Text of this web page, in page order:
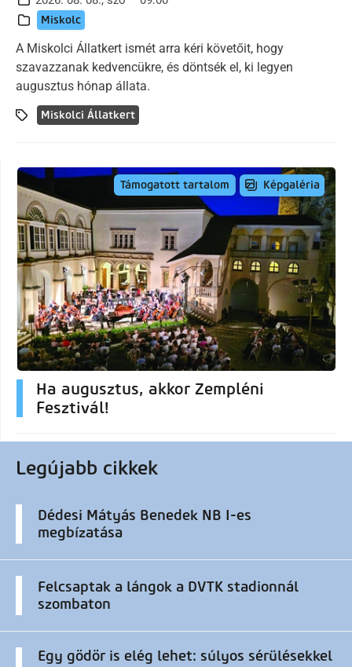
Miskolc
A Miskolci Állatkert ismét arra kéri követőit, hogy
szavazzanak kedvencükre, és döntsék el, ki legyen
augusztus hónap állata.
Miskolci Állatkert
Támogatott tartalom Képgaléria
Ha augusztus, akkor Zempléni
Fesztivál!
Legújabb cikkek
Dédesi Mátyás Benedek NB I-es
megbízatása
Felcsaptak a lángok a DVTK stadionnál
szombaton
Egy gödör is elég lehet: súlyos sérülésekkel